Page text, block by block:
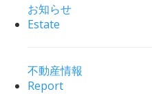
お知らせ
Estate
不動産情報
Report